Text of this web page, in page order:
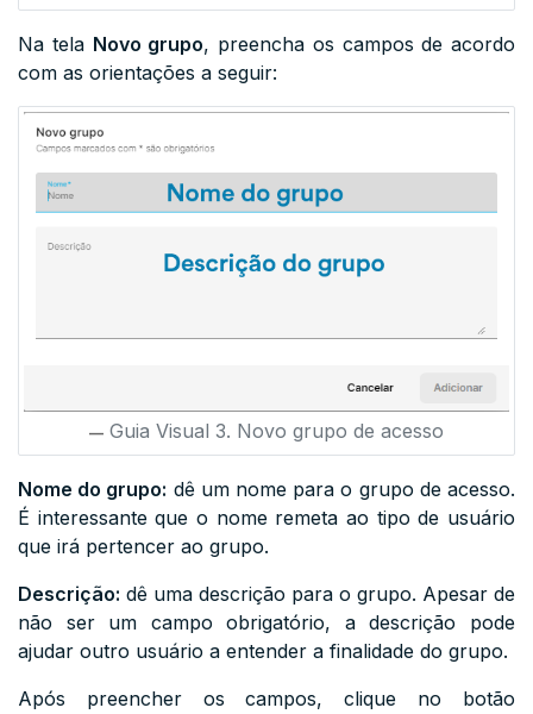
Na tela Novo grupo, preencha os campos de acordo
com as orientações a seguir:
Guia Visual 3. Novo grupo de acesso
Nome do grupo: dê um nome para o grupo de acesso.
É interessante que o nome remeta ao tipo de usuário
que irá pertencer ao grupo.
Descrição: dê uma descrição para o grupo. Apesar de
não ser um campo obrigatório, a descrição pode
ajudar outro usuário a entender a finalidade do grupo.
Após preencher os campos, clique no botão